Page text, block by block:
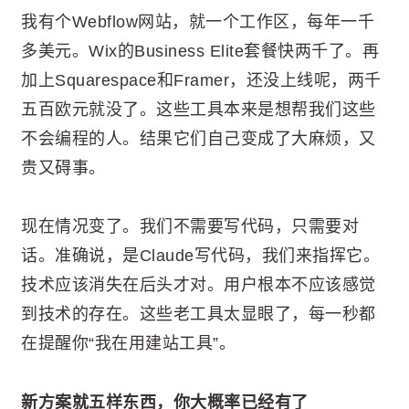
我有个Webflow网站，就一个工作区，每年一千
多美元。Wix的Business Elite套餐快两千了。再
加上Squarespace和Framer，还没上线呢，两千
五百欧元就没了。这些工具本来是想帮我们这些
不会编程的人。结果它们自己变成了大麻烦，又
贵又碍事。
现在情况变了。我们不需要写代码，只需要对
话。准确说，是Claude写代码，我们来指挥它。
技术应该消失在后头才对。用户根本不应该感觉
到技术的存在。这些老工具太显眼了，每一秒都
在提醒你“我在用建站工具”。
新方案就五样东西，你大概率已经有了